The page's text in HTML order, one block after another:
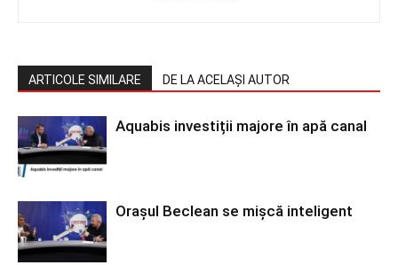
ARTICOLE SIMILARE DE LA ACELAȘI AUTOR
Aquabis investiții majore în apă canal
Orașul Beclean se mișcă inteligent